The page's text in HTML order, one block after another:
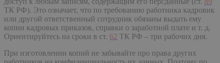
ТК РФ). Это означает, что по требованию работника кадровик
или другой ответственный сотрудник обязаны выдать ему
копии кадровых приказов, справки о заработной плате и т. д.
Ориентируйтесь на сроки в ст. 62 ТК РФ – три рабочих дня.
При изготовлении копий не забывайте про права других